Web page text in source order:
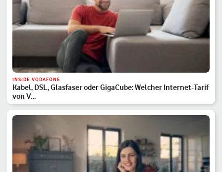
INSIDE VODAFONE
Kabel, DSL, Glasfaser oder GigaCube: Welcher Internet-Tarif
von V…